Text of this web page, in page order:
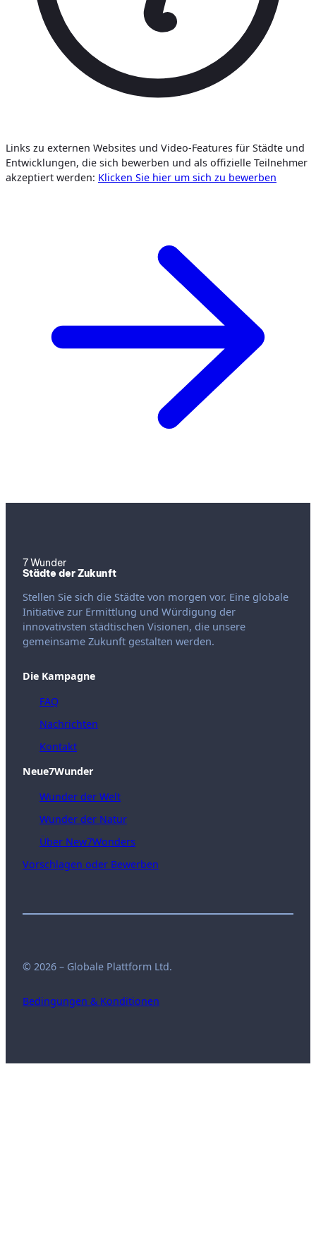
Links zu externen Websites und Video-Features für Städte und
Entwicklungen, die sich bewerben und als offizielle Teilnehmer
akzeptiert werden: Klicken Sie hier um sich zu bewerben
7 Wunder
Städte der Zukunft
Stellen Sie sich die Städte von morgen vor. Eine globale
Initiative zur Ermittlung und Würdigung der
innovativsten städtischen Visionen, die unsere
gemeinsame Zukunft gestalten werden.
Die Kampagne
FAQ
Nachrichten
Kontakt
Neue7Wunder
Wunder der Welt
Wunder der Natur
Über New7Wonders
Vorschlagen oder Bewerben
© 2026 – Globale Plattform Ltd.
Bedingungen & Konditionen